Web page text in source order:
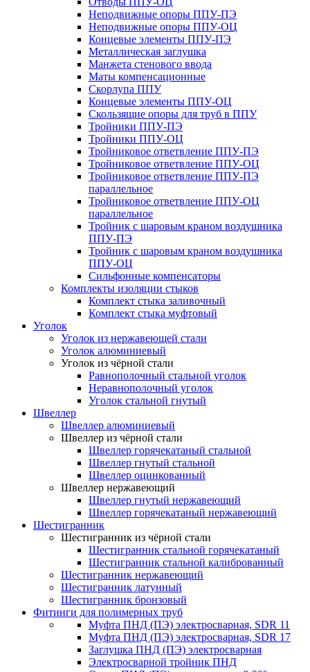
Неподвижные опоры ППУ-ПЭ
Неподвижные опоры ППУ-ОЦ
Концевые элементы ППУ-ПЭ
Металлическая заглушка
Манжета стенового ввода
Маты компенсационные
Скорлупа ППУ
Концевые элементы ППУ-ОЦ
Скользящие опоры для труб в ППУ
Тройники ППУ-ПЭ
Тройники ППУ-ОЦ
Тройниковое ответвление ППУ-ПЭ
Тройниковое ответвление ППУ-ОЦ
Тройниковое ответвление ППУ-ПЭ
параллельное
Тройниковое ответвление ППУ-ОЦ
параллельное
Тройник с шаровым краном воздушника
ППУ-ПЭ
Тройник с шаровым краном воздушника
ППУ-ОЦ
Сильфонные компенсаторы
Комплекты изоляции стыков
Комплект стыка заливочный
Комплект стыка муфтовый
Уголок
Уголок из нержавеющей стали
Уголок алюминиевый
Уголок из чёрной стали
Равнополочный стальной уголок
Неравнополочный уголок
Уголок стальной гнутый
Швеллер
Швеллер алюминиевый
Швеллер из чёрной стали
Швеллер горячекатаный стальной
Швеллер гнутый стальной
Швеллер оцинкованный
Швеллер нержавеющий
Швеллер гнутый нержавеющий
Швеллер горячекатаный нержавеющий
Шестигранник
Шестигранник из чёрной стали
Шестигранник стальной горячекатаный
Шестигранник стальной калиброванный
Шестигранник нержавеющий
Шестигранник латунный
Шестигранник бронзовый
Фитинги для полимерных труб
Муфта ПНД (ПЭ) электросварная, SDR 11
Муфта ПНД (ПЭ) электросварная, SDR 17
Заглушка ПНД (ПЭ) электросварная
Электросварной тройник ПНД